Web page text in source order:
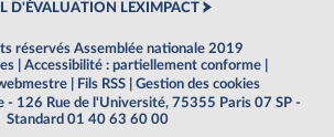
D'ÉVALUATION LEXIMPACT
réservés Assemblée nationale 2019
Accessibilité : partiellement conforme
Fils RSS
Gestion des cookies
- 126 Rue de l'Université, 75355 Paris 07 SP -
Standard 01 40 63 60 00